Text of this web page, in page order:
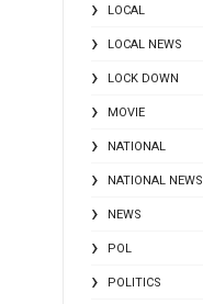
LOCAL
LOCAL NEWS
LOCK DOWN
MOVIE
NATIONAL
NATIONAL NEWS
NEWS
POL
POLITICS